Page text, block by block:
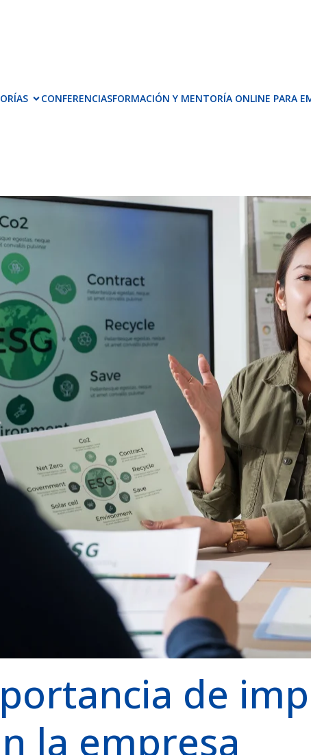
CONFERENCIASFORMACIÓN Y MENTORÍA ONLINE PARA
de
la empresa